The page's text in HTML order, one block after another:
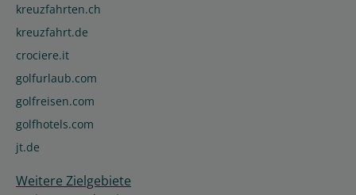
kreuzfahrten.ch
kreuzfahrt.de
crociere.it
golfurlaub.com
golfreisen.com
golfhotels.com
jt.de
Weitere Zielgebiete